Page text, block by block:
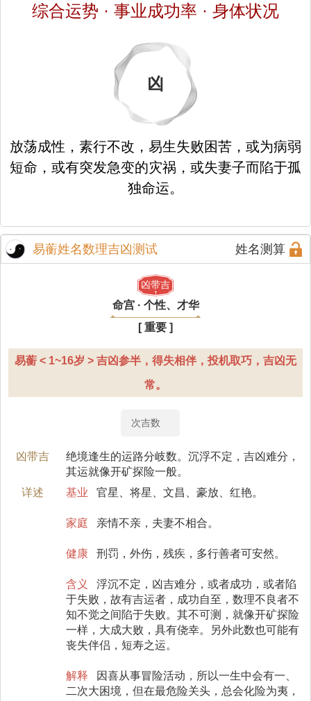
综合运势 · 事业成功率 · 身体状况
凶
放荡成性，素行不改，易生失败困苦，或为病弱
短命，或有突发急变的灾祸，或失妻子而陷于孤
独命运。
易蘅姓名数理吉凶测试 姓名测算
凶带吉
命宫 · 个性、才华
[ 重要 ]
易蘅 < 1~16岁 > 吉凶参半，得失相伴，投机取巧，吉凶无
常。
次吉数
凶带吉
绝境逢生的运路分岐数。沉浮不定，吉凶难分，
其运就像开矿探险一般。
详述
基业 官星、将星、文昌、豪放、红艳。
家庭 亲情不亲，夫妻不相合。
健康 刑罚，外伤，残疾，多行善者可安然。
含义
浮沉不定，凶吉难分，或者成功，或者陷
于失败，故有吉运者，成功自至，数理不良者不
知不觉之间陷于失败。其不可测，就像开矿探险
一样，大成大败，具有侥幸。另外此数也可能有
丧失伴侣，短寿之运。
解释
因喜从事冒险活动，所以一生中会有一、
二次大困境，但在最危险关头，总会化险为夷，